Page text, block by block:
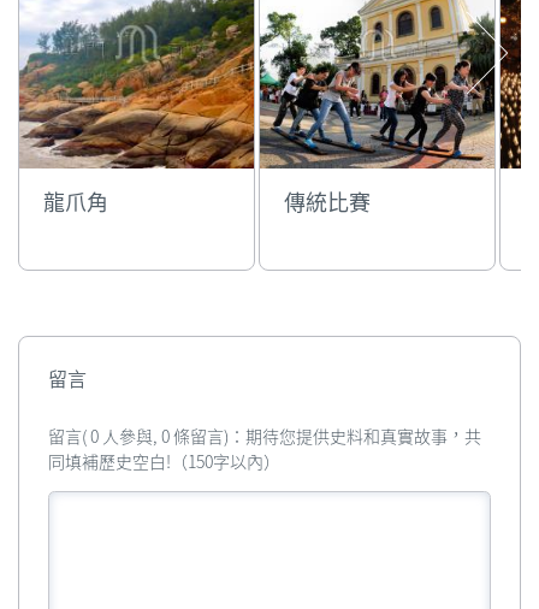
龍爪角 傳統比賽
留言
留言( 0 人參與, 0 條留言)：期待您提供史料和真實故事，共
同填補歷史空白!（150字以內）